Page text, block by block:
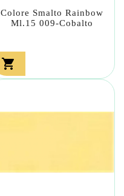
Colore Smalto Rainbow
Ml.15 009-Cobalto
